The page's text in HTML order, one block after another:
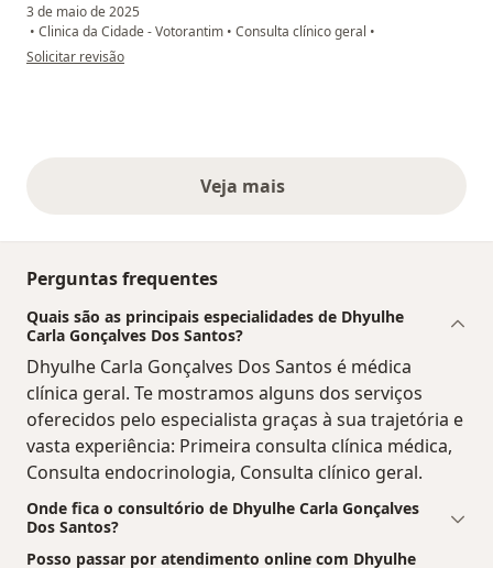
3 de maio de 2025
• Clinica da Cidade - Votorantim • Consulta clínico geral •
na opinião do utilizador Vania Marquesin
Solicitar revisão
Veja maisopiniões acima
Perguntas frequentes
Quais são as principais especialidades de Dhyulhe
Carla Gonçalves Dos Santos?
Dhyulhe Carla Gonçalves Dos Santos é médica
clínica geral. Te mostramos alguns dos serviços
oferecidos pelo especialista graças à sua trajetória e
vasta experiência: Primeira consulta clínica médica,
Consulta endocrinologia, Consulta clínico geral.
Onde fica o consultório de Dhyulhe Carla Gonçalves
Dos Santos?
Posso passar por atendimento online com Dhyulhe